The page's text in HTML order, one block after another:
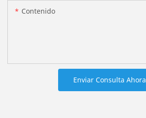
Contenido
Enviar Consulta Ahora